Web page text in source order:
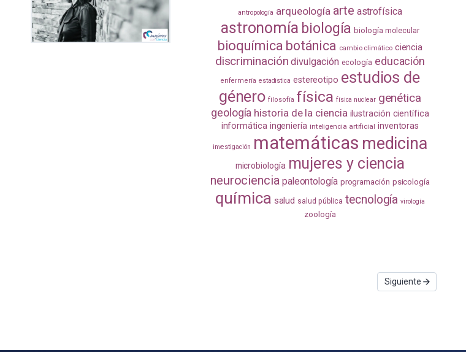
Siguiente
antropología arqueología arte astrofísica
astronomía biología biología molecular
bioquímica botánica cambio climático ciencia
discriminación divulgación ecología educación
enfermería estadistica estereotipo estudios de
género filosofía física física nuclear genética
geología historia de la ciencia ilustración científica
informática ingeniería inteligencia artificial inventoras
investigación matemáticas medicina
microbiología mujeres y ciencia
neurociencia paleontología programación psicología
química salud salud pública tecnología virología
zoología